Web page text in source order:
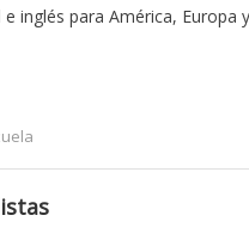
inglés para América, Europa